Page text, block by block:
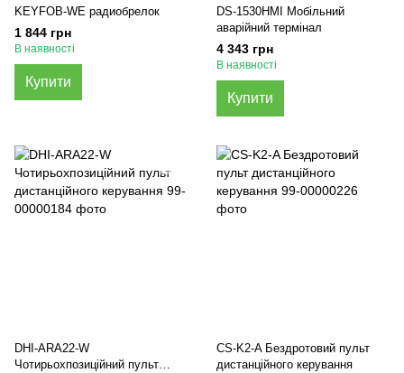
KEYFOB-WE радиобрелок
1 844 грн
В наявності
Купити
DS-1530HMI Мобільний
аварійний термінал
4 343 грн
В наявності
Купити
DHI-ARA22-W
Чотирьохпозиційний пульт
CS-K2-A Бездротовий пульт
дистанційного керування